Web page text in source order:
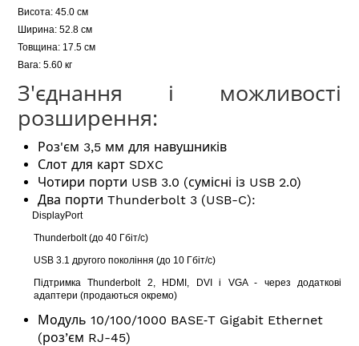
Висота: 45.0 см
Ширина: 52.8 см
Товщина: 17.5 см
Вага: 5.60 кг
З'єднання і можливості
розширення:
Роз'єм 3,5 мм для навушників
Слот для карт SDXC
Чотири порти USB 3.0 (сумісні із USB 2.0)
Два порти Thunderbolt 3 (USB-C):
DisplayPort
Thunderbolt (до 40 Гбіт/с)
USB 3.1 другого покоління (до 10 Гбіт/с)
Підтримка Thunderbolt 2, HDMI, DVI і VGA - через додаткові
адаптери (продаються окремо)
Модуль 10/100/1000 BASE‑T Gigabit Ethernet
(роз’єм RJ-45)